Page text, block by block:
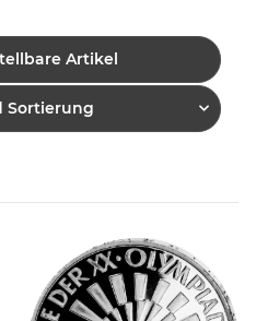
Artikel
Sortierung